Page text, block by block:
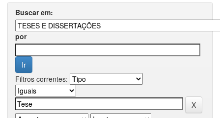
Buscar em:
por
Filtros correntes: